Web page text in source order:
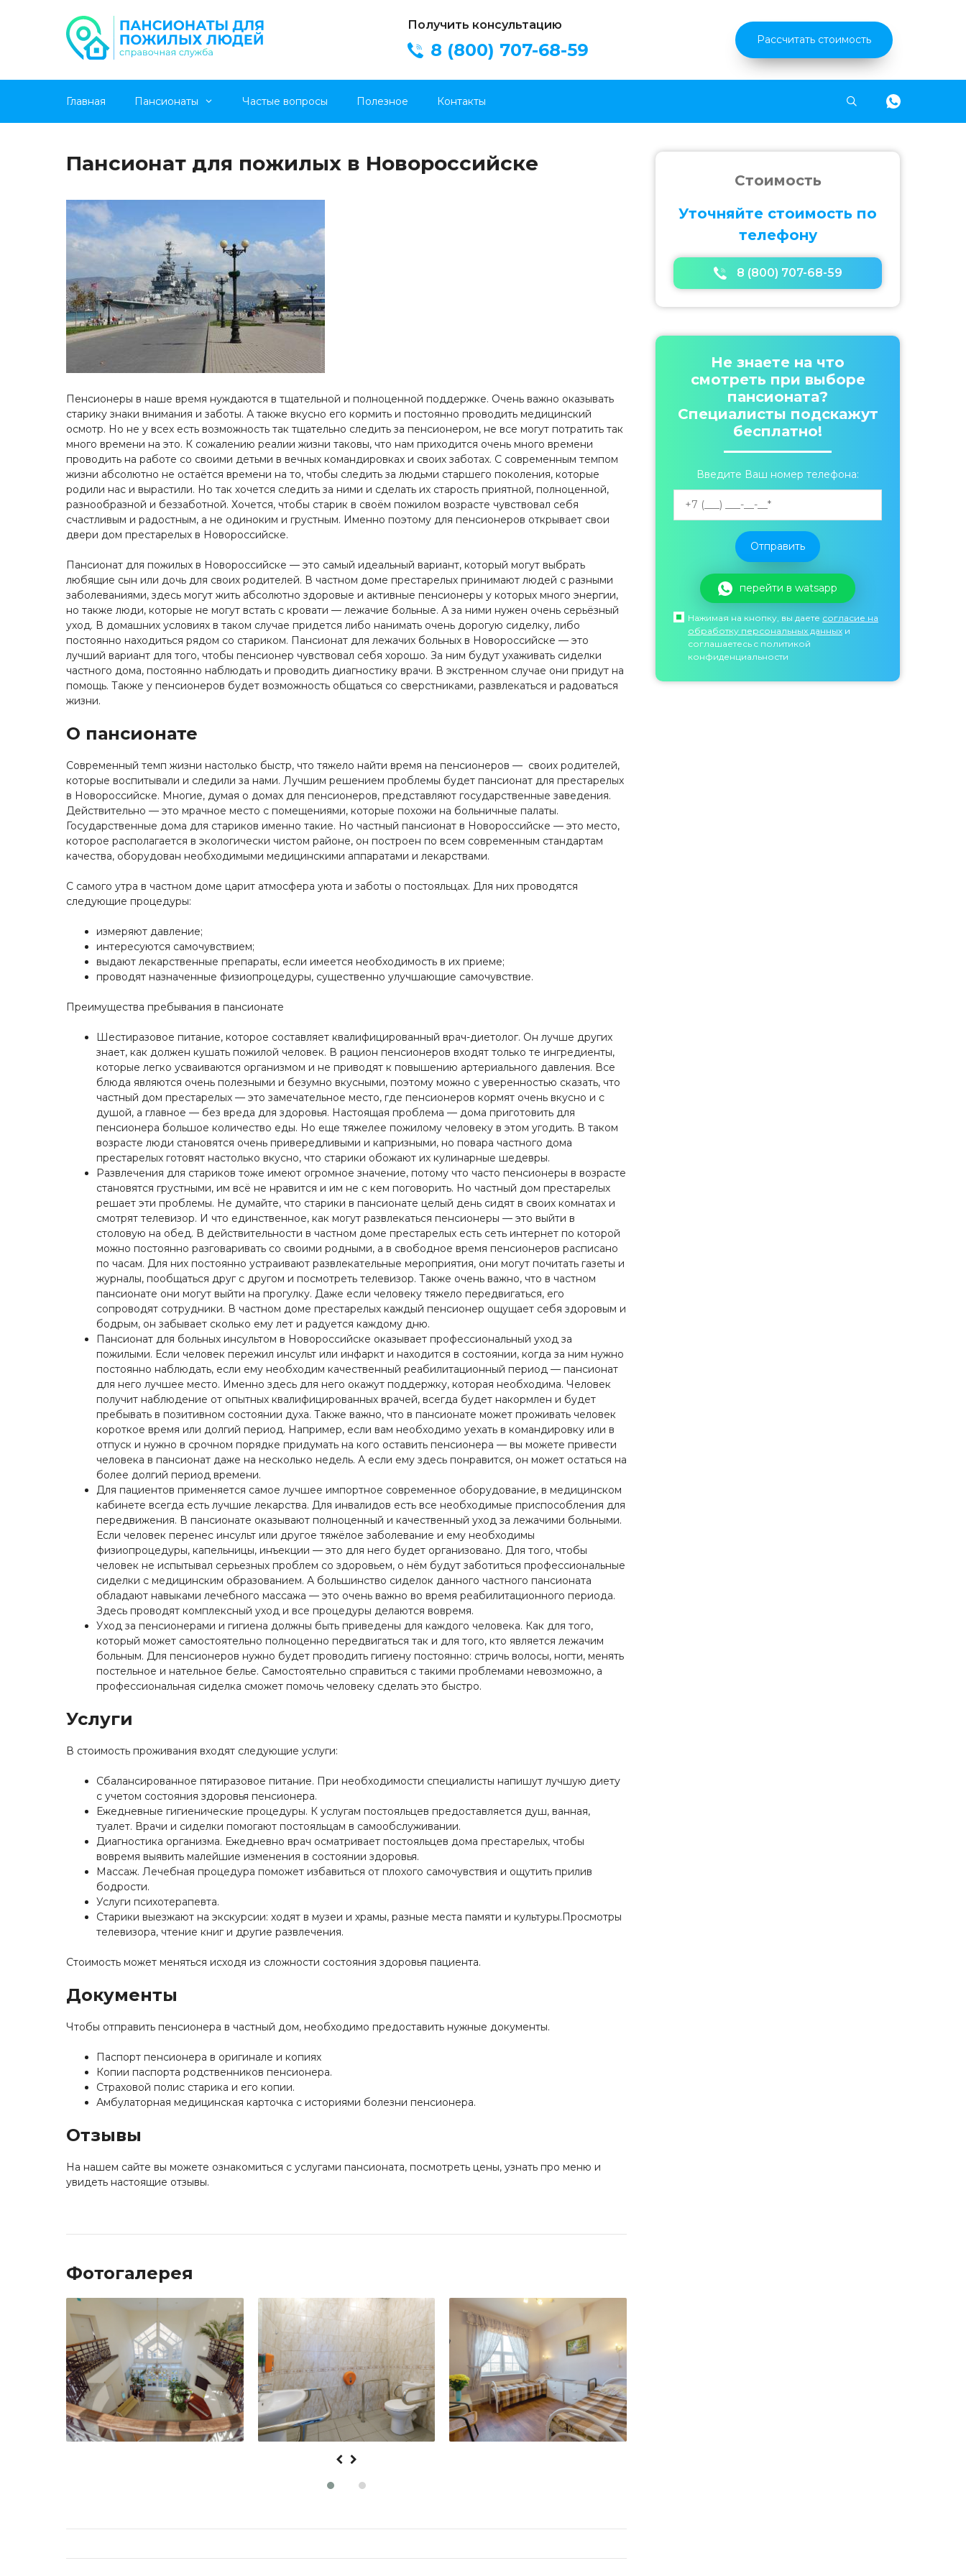
Получить консультацию
8 (800) 707-68-59 Рассчитать стоимость
Главная Пансионаты Частые вопросы Полезное Контакты Найти
Пансионат для пожилых в Новороссийске
Пенсионеры в наше время нуждаются в тщательной и полноценной поддержке. Очень важно оказывать
старику знаки внимания и заботы. А также вкусно его кормить и постоянно проводить медицинский
осмотр. Но не у всех есть возможность так тщательно следить за пенсионером, не все могут потратить так
много времени на это. К сожалению реалии жизни таковы, что нам приходится очень много времени
проводить на работе со своими детьми в вечных командировках и своих заботах. С современным темпом
жизни абсолютно не остаётся времени на то, чтобы следить за людьми старшего поколения, которые
родили нас и вырастили. Но так хочется следить за ними и сделать их старость приятной, полноценной,
разнообразной и беззаботной. Хочется, чтобы старик в своём пожилом возрасте чувствовал себя
счастливым и радостным, а не одиноким и грустным. Именно поэтому для пенсионеров открывает свои
двери дом престарелых в Новороссийске.
Пансионат для пожилых в Новороссийске — это самый идеальный вариант, который могут выбрать
любящие сын или дочь для своих родителей. В частном доме престарелых принимают людей с разными
заболеваниями, здесь могут жить абсолютно здоровые и активные пенсионеры у которых много энергии,
но также люди, которые не могут встать с кровати — лежачие больные. А за ними нужен очень серьёзный
уход. В домашних условиях в таком случае придется либо нанимать очень дорогую сиделку, либо
постоянно находиться рядом со стариком. Пансионат для лежачих больных в Новороссийске — это
лучший вариант для того, чтобы пенсионер чувствовал себя хорошо. За ним будут ухаживать сиделки
частного дома, постоянно наблюдать и проводить диагностику врачи. В экстренном случае они придут на
помощь. Также у пенсионеров будет возможность общаться со сверстниками, развлекаться и радоваться
жизни.
О пансионате
Современный темп жизни настолько быстр, что тяжело найти время на пенсионеров — своих родителей,
которые воспитывали и следили за нами. Лучшим решением проблемы будет пансионат для престарелых
в Новороссийске. Многие, думая о домах для пенсионеров, представляют государственные заведения.
Действительно — это мрачное место с помещениями, которые похожи на больничные палаты.
Государственные дома для стариков именно такие. Но частный пансионат в Новороссийске — это место,
которое располагается в экологически чистом районе, он построен по всем современным стандартам
качества, оборудован необходимыми медицинскими аппаратами и лекарствами.
С самого утра в частном доме царит атмосфера уюта и заботы о постояльцах. Для них проводятся
следующие процедуры:
измеряют давление;
интересуются самочувствием;
выдают лекарственные препараты, если имеется необходимость в их приеме;
проводят назначенные физиопроцедуры, существенно улучшающие самочувствие.
Преимущества пребывания в пансионате
Шестиразовое питание, которое составляет квалифицированный врач-диетолог. Он лучше других
знает, как должен кушать пожилой человек. В рацион пенсионеров входят только те ингредиенты,
которые легко усваиваются организмом и не приводят к повышению артериального давления. Все
блюда являются очень полезными и безумно вкусными, поэтому можно с уверенностью сказать, что
частный дом престарелых — это замечательное место, где пенсионеров кормят очень вкусно и с
душой, а главное — без вреда для здоровья. Настоящая проблема — дома приготовить для
пенсионера большое количество еды. Но еще тяжелее пожилому человеку в этом угодить. В таком
возрасте люди становятся очень привередливыми и капризными, но повара частного дома
престарелых готовят настолько вкусно, что старики обожают их кулинарные шедевры.
Развлечения для стариков тоже имеют огромное значение, потому что часто пенсионеры в возрасте
становятся грустными, им всё не нравится и им не с кем поговорить. Но частный дом престарелых
решает эти проблемы. Не думайте, что старики в пансионате целый день сидят в своих комнатах и
смотрят телевизор. И что единственное, как могут развлекаться пенсионеры — это выйти в
столовую на обед. В действительности в частном доме престарелых есть сеть интернет по которой
можно постоянно разговаривать со своими родными, а в свободное время пенсионеров расписано
по часам. Для них постоянно устраивают развлекательные мероприятия, они могут почитать газеты и
журналы, пообщаться друг с другом и посмотреть телевизор. Также очень важно, что в частном
пансионате они могут выйти на прогулку. Даже если человеку тяжело передвигаться, его
сопроводят сотрудники. В частном доме престарелых каждый пенсионер ощущает себя здоровым и
бодрым, он забывает сколько ему лет и радуется каждому дню.
Пансионат для больных инсультом в Новороссийске оказывает профессиональный уход за
пожилыми. Если человек пережил инсульт или инфаркт и находится в состоянии, когда за ним нужно
постоянно наблюдать, если ему необходим качественный реабилитационный период — пансионат
для него лучшее место. Именно здесь для него окажут поддержку, которая необходима. Человек
получит наблюдение от опытных квалифицированных врачей, всегда будет накормлен и будет
пребывать в позитивном состоянии духа. Также важно, что в пансионате может проживать человек
короткое время или долгий период. Например, если вам необходимо уехать в командировку или в
отпуск и нужно в срочном порядке придумать на кого оставить пенсионера — вы можете привести
человека в пансионат даже на несколько недель. А если ему здесь понравится, он может остаться на
более долгий период времени.
Для пациентов применяется самое лучшее импортное современное оборудование, в медицинском
кабинете всегда есть лучшие лекарства. Для инвалидов есть все необходимые приспособления для
передвижения. В пансионате оказывают полноценный и качественный уход за лежачими больными.
Если человек перенес инсульт или другое тяжёлое заболевание и ему необходимы
физиопроцедуры, капельницы, инъекции — это для него будет организовано. Для того, чтобы
человек не испытывал серьезных проблем со здоровьем, о нём будут заботиться профессиональные
сиделки с медицинским образованием. А большинство сиделок данного частного пансионата
обладают навыками лечебного массажа — это очень важно во время реабилитационного периода.
Здесь проводят комплексный уход и все процедуры делаются вовремя.
Уход за пенсионерами и гигиена должны быть приведены для каждого человека. Как для того,
который может самостоятельно полноценно передвигаться так и для того, кто является лежачим
больным. Для пенсионеров нужно будет проводить гигиену постоянно: стричь волосы, ногти, менять
постельное и нательное белье. Самостоятельно справиться с такими проблемами невозможно, а
профессиональная сиделка сможет помочь человеку сделать это быстро.
Услуги
В стоимость проживания входят следующие услуги:
Сбалансированное пятиразовое питание. При необходимости специалисты напишут лучшую диету
с учетом состояния здоровья пенсионера.
Ежедневные гигиенические процедуры. К услугам постояльцев предоставляется душ, ванная,
туалет. Врачи и сиделки помогают постояльцам в самообслуживании.
Диагностика организма. Ежедневно врач осматривает постояльцев дома престарелых, чтобы
вовремя выявить малейшие изменения в состоянии здоровья.
Массаж. Лечебная процедура поможет избавиться от плохого самочувствия и ощутить прилив
бодрости.
Услуги психотерапевта.
Старики выезжают на экскурсии: ходят в музеи и храмы, разные места памяти и культуры.Просмотры
телевизора, чтение книг и другие развлечения.
Стоимость может меняться исходя из сложности состояния здоровья пациента.
Документы
Чтобы отправить пенсионера в частный дом, необходимо предоставить нужные документы.
Паспорт пенсионера в оригинале и копиях
Копии паспорта родственников пенсионера.
Страховой полис старика и его копии.
Амбулаторная медицинская карточка с историями болезни пенсионера.
Отзывы
На нашем сайте вы можете ознакомиться с услугами пансионата, посмотреть цены, узнать про меню и
увидеть настоящие отзывы.
Фотогалерея
Стоимость
Уточняйте стоимость по
телефону
8 (800) 707-68-59
Не знаете на что
смотреть при выборе
пансионата?
Специалисты подскажут
бесплатно!
Введите Ваш номер телефона:
перейти в watsapp
Нажимая на кнопку, вы даете согласие на
обработку персональных данных и
соглашаетесь c политикой
конфиденциальности